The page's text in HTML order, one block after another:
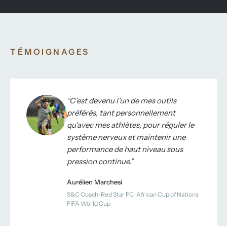
TÉMOIGNAGES
C’est devenu l’un de mes outils
préférés, tant personnellement
qu’avec mes athlètes, pour réguler le
système nerveux et maintenir une
performance de haut niveau sous
pression continue.
Aurélien Marchesi
S&C Coach · Red Star FC · African Cup of Nations ·
FIFA World Cup